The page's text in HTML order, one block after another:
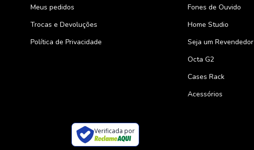
Meus pedidos
Trocas e Devoluções
Política de Privacidade
Fones de Ouvido
Home Studio
Seja um Revendedor
Octa G2
Cases Rack
Acessórios
Verificada por